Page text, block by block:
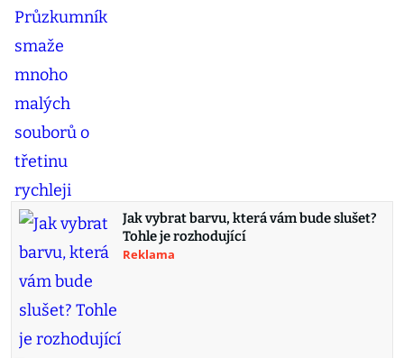
Jak vybrat barvu, která vám bude slušet?
Tohle je rozhodující
Reklama